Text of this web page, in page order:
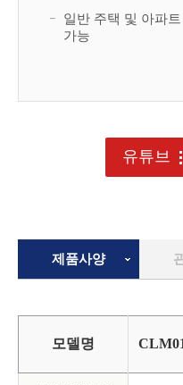
일반 주택 및 아파
가능
유튜브
제품사양
모델명